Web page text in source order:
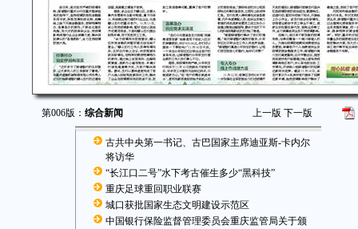
第006版： 综合新闻 上一版 下一版
古共中央第一书记、古巴国家主席迪亚斯-卡内尔
将访华
“长江口二号”水下考古催生多少“黑科技”
重庆足球重回职业联赛
城口获批国家生态文明建设示范区
中国银行保险监督管理委员会重庆监管局关于颁